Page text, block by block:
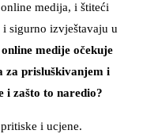
medija, i štiteći
sigurno izvještavaju u
medije očekuje
za prisluškivanjem i
i zašto to naredio?
i ucjene.